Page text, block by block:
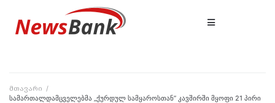
მთავარი /
სამართალდამცველებმა „ქურდულ სამყაროსთან” კავშირში მყოფი 21 პირი